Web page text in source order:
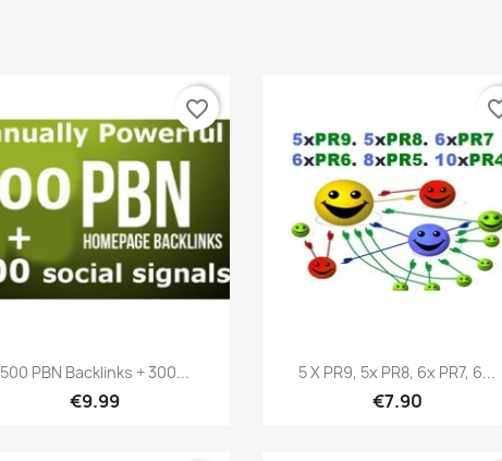
เปิดหน้าต่างย่อ
500 PBN Backlinks + 300...
€9.99
favorite_border
 เปิดหน้าต่างย่อ
5 X PR9, 5x PR8, 6x PR7, 6...
€7.90